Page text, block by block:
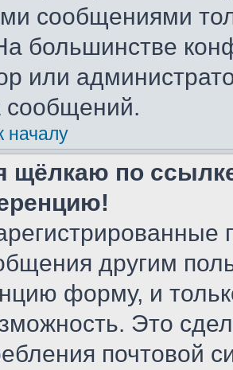
сообщениями
большинстве
или
сообщений.
началу
щёлкаю по
другим
форму, и
Это
почтовой